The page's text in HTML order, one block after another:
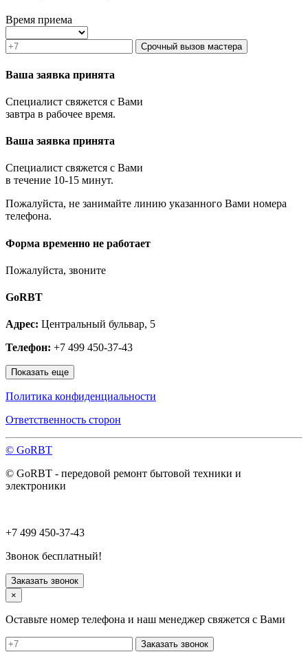
Зеленоград
Ивантеевка
Истра
Кашира
Клин
Королёв
Котельники
Красногорск
Краснознаменск
Кубинка
Ликино-Дулёво
Лобня
Луховицы
Люберцы
Малаховка
Можайск
Москва и МО
Наро-Фоминск
Ногинск
Одинцово
Ожерелье
Орехово-Зуево
Пересвет
Подольск
Протвино
Пущино
Раменское
Руза
Сергиев Посад
Серпухов
Солнечногорск
Старая Купавна
Ступино
Фрязино
Химки
Хотьково
Время приема
Срочный вызов мастера
Ваша заявка принята
Специалист свяжется с Вами
завтра в рабочее время.
Ваша заявка принята
Специалист свяжется с Вами
в течение 10-15 минут.
Пожалуйста, не занимайте линию указанного Вами номера
телефона.
Форма временно не работает
Пожалуйста, звоните
GoRBT
Адрес: Центральный бульвар, 5
Телефон: +7 499 450-37-43
Показать еще
Политика конфиденциальности
Ответственность сторон
© GoRBT
© GoRBT - передовой ремонт бытовой техники и
электроники
+7 499 450-37-43
Звонок бесплатный!
Заказать звонок
×
Оставьте номер телефона и наш менеджер свяжется с Вами
Заказать звонок